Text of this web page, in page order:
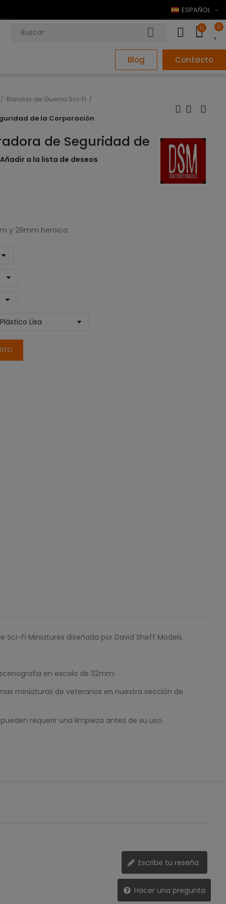
ESPAÑOL
0 0
Blog Contacto
Bandas de Guerra Sci-Fi
de la Corporación
de Seguridad de
Añadir a la lista de deseos
y 28mm heroica.
Sci-Fi Miniatures diseñada por David Sheff Models.
en escala de 32mm.
miniaturas de veteranos en nuestra sección de
requerir una limpieza antes de su uso.
Escribe tu reseña
Hacer una pregunta